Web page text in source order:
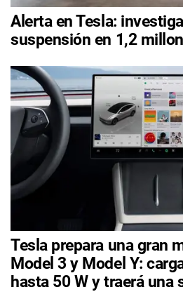
Alerta en Tesla:
suspensión en 1,2
Tesla prepara una gran
Model 3 y Model Y:
hasta 50 W y traerá una